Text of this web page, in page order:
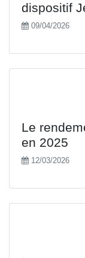
dispositif
09/04/2026
Le
en 2025
12/03/2026